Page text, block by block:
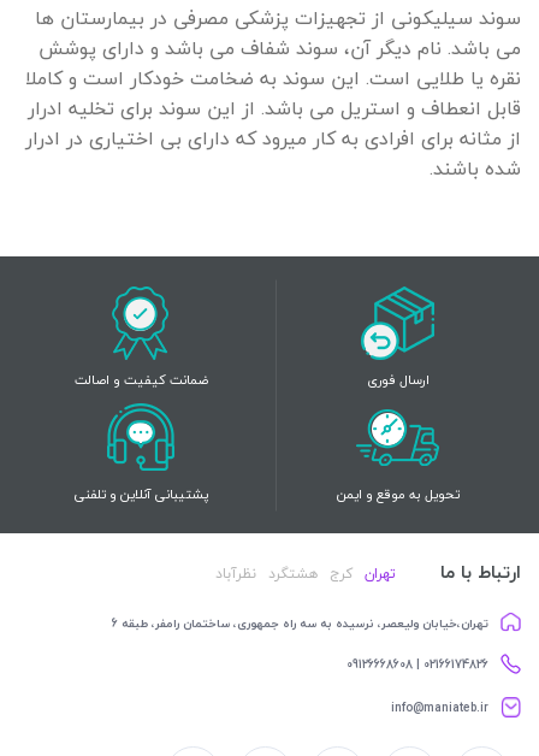
سوند سیلیکونی از تجهیزات پزشکی مصرفی در بیمارستان ها
می باشد. نام دیگر آن، سوند شفاف می باشد و دارای پوشش
نقره یا طلایی است. این سوند به ضخامت خودکار است و کاملا
قابل انعطاف و استریل می باشد. از این سوند برای تخلیه ادرار
از مثانه برای افرادی به کار میرود که دارای بی اختیاری در ادرار
شده باشند.
ارسال فوری ضمانت کیفیت و اصالت
تحویل به موقع و ایمن پشتیبانی آنلاین و تلفنی
ارتباط با ما تهران کرج هشتگرد نظرآباد
تهران،خیابان ولیعصر، نرسیده به سه راه جمهوری، ساختمان رامفر، طبقه 6
02166174826 | 09126668608
info@maniateb.ir